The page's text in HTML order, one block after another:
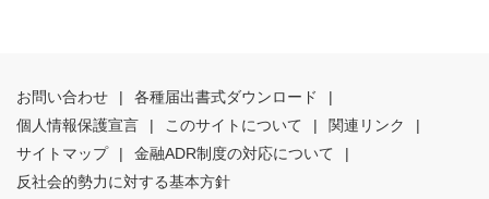
お問い合わせ | 各種届出書式ダウンロード
|
個人情報保護宣言
| このサイトについて | 関連リンク
|
サイトマップ
| 金融ADR制度の対応について
|
反社会的勢力に対する基本方針